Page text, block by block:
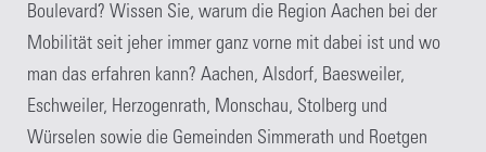
Boulevard? Wissen Sie, warum die Region Aachen bei der
Mobilität seit jeher immer ganz vorne mit dabei ist und wo
man das erfahren kann? Aachen, Alsdorf, Baesweiler,
Eschweiler, Herzogenrath, Monschau, Stolberg und
Würselen sowie die Gemeinden Simmerath und Roetgen